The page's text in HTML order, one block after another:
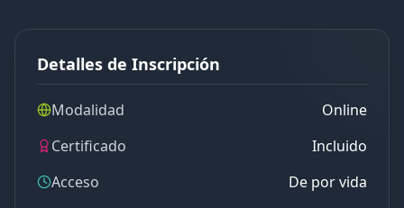
Detalles de Inscripción
Modalidad
Online
Certificado
Incluido
Acceso
De por vida